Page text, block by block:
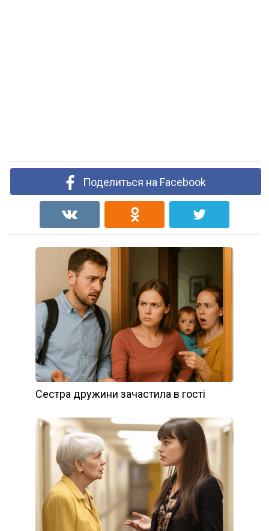
Поделиться на Facebook
Сестра дружини зачастила в гості